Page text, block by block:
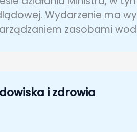
Wydarzenie ma
zasobami
i zdrowia